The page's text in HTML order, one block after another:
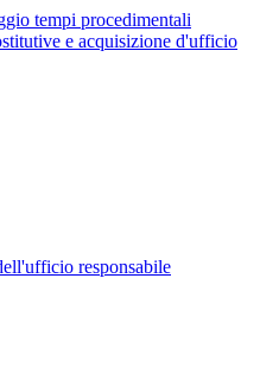
tempi procedimentali
e acquisizione d'ufficio
responsabile